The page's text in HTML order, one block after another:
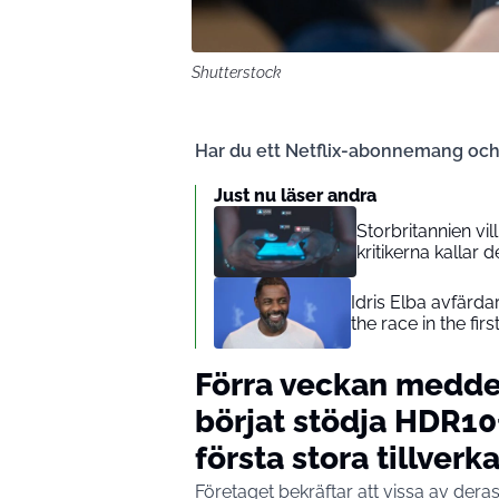
Shutterstock
Har du ett Netflix-abonnemang
Just nu läser andra
Storbritannien
kritikerna kallar
Idris Elba
the race in the
Förra veckan
börjat stödja
första stora
Företaget bekräftar att vissa av